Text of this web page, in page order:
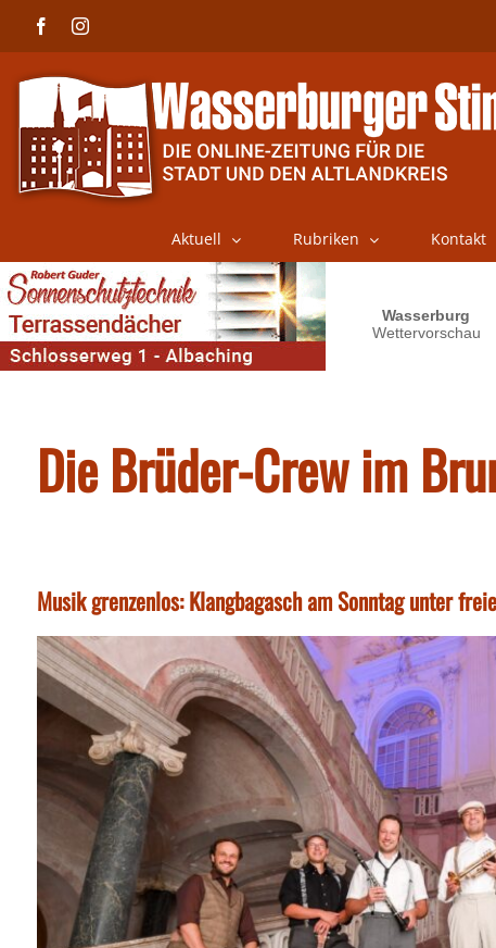
FacebookInstagram
Aktuell Rubriken Kontakt
Die Brüder-Crew im
Musik grenzenlos: Klangbagasch am Sonntag unter